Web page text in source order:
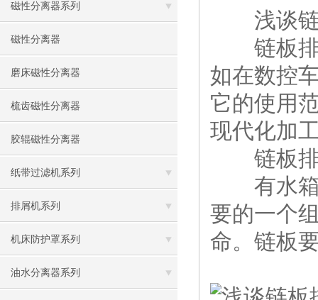
磁性分离器系列
磁性分离器
磨床磁性分离器
梳齿磁性分离器
胶辊磁性分离器
纸带过滤机系列
排屑机系列
机床防护罩系列
油水分离器系列
浅谈链
链板排
如在数控
它的使用
现代化加
链板排
有水箱
要的一个
命。链板